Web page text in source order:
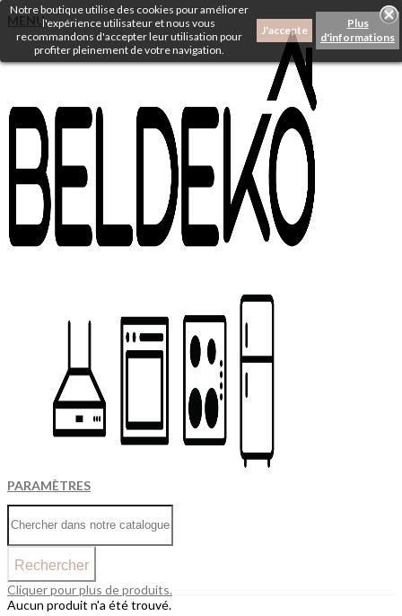
MENU
PARAMÈTRES
Rechercher
Cliquer pour plus de produits.
Aucun produit n'a été trouvé.
Notre boutique utilise des cookies pour améliorer
l'expérience utilisateur et nous vous
recommandons d'accepter leur utilisation pour
profiter pleinement de votre navigation.
J'accepte
Plus
d'informations